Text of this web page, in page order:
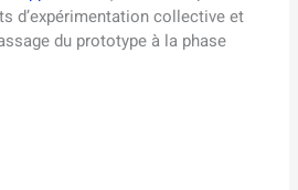
d’expérimentation collective et
du prototype à la phase